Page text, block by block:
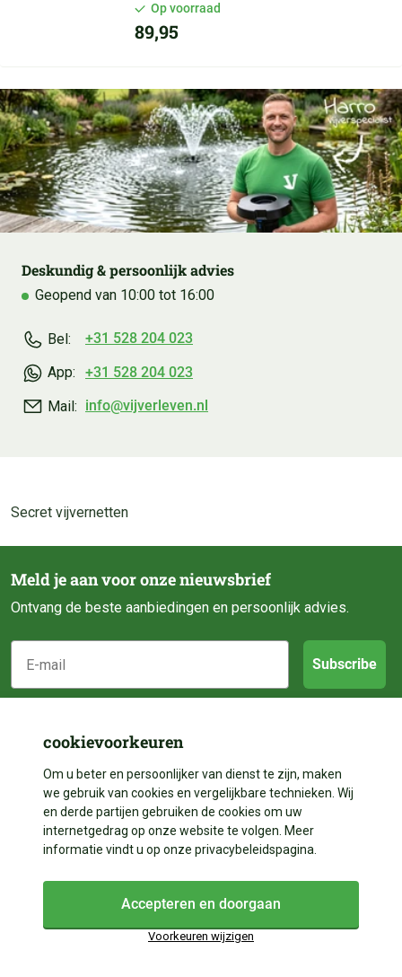
Op voorraad
89,95
Deskundig & persoonlijk advies
Geopend van 10:00 tot 16:00
Bel: +31 528 204 023
App: +31 528 204 023
Mail: info@vijverleven.nl
Secret vijvernetten
Meld je aan voor onze nieuwsbrief
Ontvang de beste aanbiedingen en persoonlijk advies.
E-mail
Subscribe
Klantenservice
Over ons
Contact
Betalen
Bezorgen
Categorieën
Vijveraanleg
Vijverdecoratie
Vijveronderdelen
Volg ons
+31 528 204 023
+31 528 204 023
cookievoorkeuren
Om u beter en persoonlijker van dienst te zijn, maken
we gebruik van cookies en vergelijkbare technieken. Wij
en derde partijen gebruiken de cookies om uw
internetgedrag op onze website te volgen. Meer
informatie vindt u op onze privacybeleidspagina.
Voorkeuren wijzigen
Accepteren en doorgaan